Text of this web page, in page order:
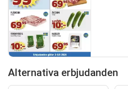
Alternativa erbjudanden